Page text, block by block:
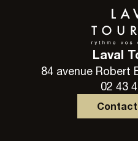
Laval
84 avenue Robert
02 43